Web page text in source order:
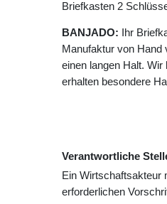
Briefkasten 2
BANJADO: Ihr
Manufaktur von Hand
einen langen Halt.
erhalten besondere
Verantwortliche
Ein Wirtschaftsakteur
erforderlichen